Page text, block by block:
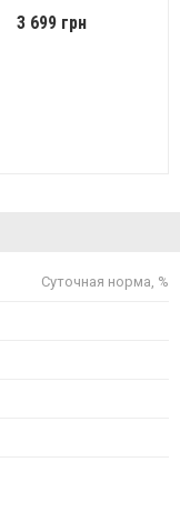
3 699 грн
Суточная норма, %